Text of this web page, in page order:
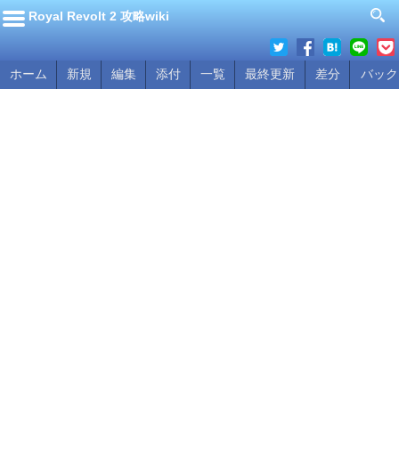
Royal Revolt 2 攻略wiki
ホーム 新規 編集 添付 一覧 最終更新 差分 バッ